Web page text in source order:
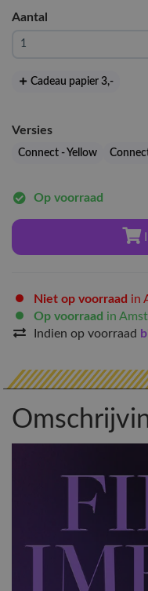
Aantal
Cadeau papier 3,-
Versies
Connect - Yellow
Op voorraad
Niet op voorraad in
Op voorraad in
Indien op voorraad